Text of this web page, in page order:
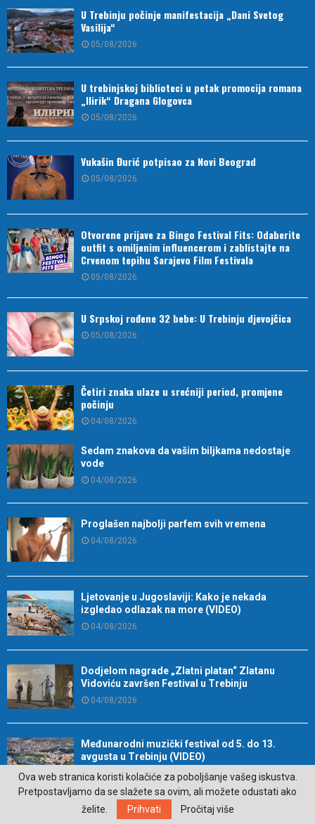
U Trebinju počinje manifestacija „Dani Svetog
Vasilija“
05/08/2026
U trebinjskoj biblioteci u petak promocija romana
„Ilirik“ Dragana Glogovca
05/08/2026
Vukašin Đurić potpisao za Novi Beograd
05/08/2026
Otvorene prijave za Bingo Festival Fits: Odaberite
outfit s omiljenim influencerom i zablistajte na
Crvenom tepihu Sarajevo Film Festivala
05/08/2026
U Srpskoj rođene 32 bebe: U Trebinju djevojčica
05/08/2026
Četiri znaka ulaze u srećniji period, promjene
počinju
04/08/2026
Sedam znakova da vašim biljkama nedostaje
vode
04/08/2026
Proglašen najbolji parfem svih vremena
04/08/2026
Ljetovanje u Jugoslaviji: Kako je nekada
izgledao odlazak na more (VIDEO)
04/08/2026
Dodjelom nagrade „Zlatni platan“ Zlatanu
Vidoviću završen Festival u Trebinju
04/08/2026
Međunarodni muzički festival od 5. do 13.
avgusta u Trebinju (VIDEO)
04/08/2026
Pred nama ekstremne vrućine, temperature do
Ova web stranica koristi kolačiće za poboljšanje vašeg iskustva.
Pretpostavljamo da se slažete sa ovim, ali možete odustati ako
želite.
Prihvati Pročitaj više